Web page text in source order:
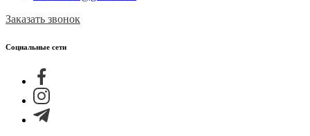
Заказать звонок
Социальные сети